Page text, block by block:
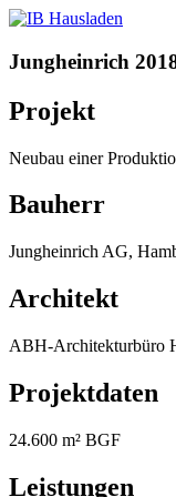
Jungheinrich
Projekt
Neubau einer
Bauherr
Jungheinrich AG,
Architekt
ABH-Architekturbüro
Projektdaten
24.600 m² BGF
Leistungen